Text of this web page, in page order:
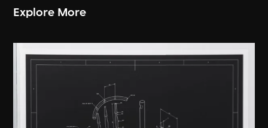
Explore More